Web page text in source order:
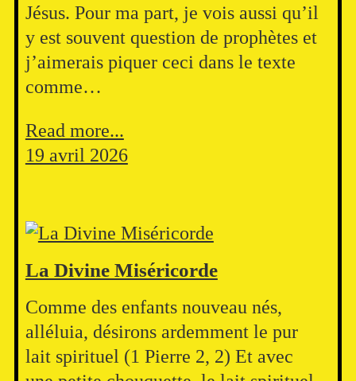
Jésus. Pour ma part, je vois aussi qu’il
y est souvent question de prophètes et
j’aimerais piquer ceci dans le texte
comme…
Read more...
19 avril 2026
La Divine Miséricorde
Comme des enfants nouveau nés,
alléluia, désirons ardemment le pur
lait spirituel (1 Pierre 2, 2) Et avec